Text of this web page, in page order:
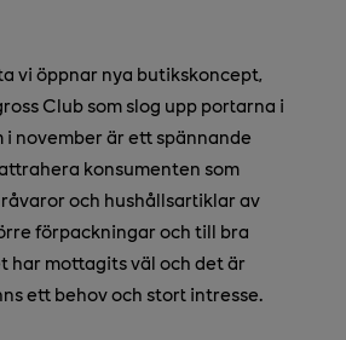
vi öppnar nya butikskoncept,
Club som slog upp portarna i
i november är ett spännande
konsumenten som
och hushållsartiklar av
förpackningar och till bra
har mottagits väl och det är
ett behov och stort intresse.